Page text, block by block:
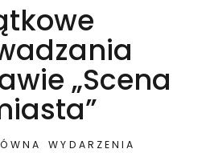
„Scena
WYDARZENIA